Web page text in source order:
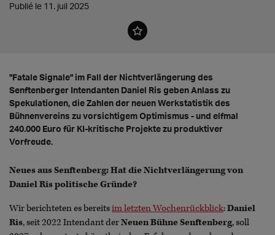
Publié le 11. juil 2025
"Fatale Signale" im Fall der Nichtverlängerung des
Senftenberger Intendanten Daniel Ris geben Anlass zu
Spekulationen, die Zahlen der neuen Werkstatistik des
Bühnenvereins zu vorsichtigem Optimismus - und elfmal
240.000 Euro für KI-kritische Projekte zu produktiver
Vorfreude.
Neues aus Senftenberg: Hat die Nichtverlängerung von
Daniel Ris politische Gründe?
Wir berichteten es bereitsim letzten Wochenrückblick:Daniel
Ris, seit 2022 Intendant derNeuen Bühne Senftenberg, soll